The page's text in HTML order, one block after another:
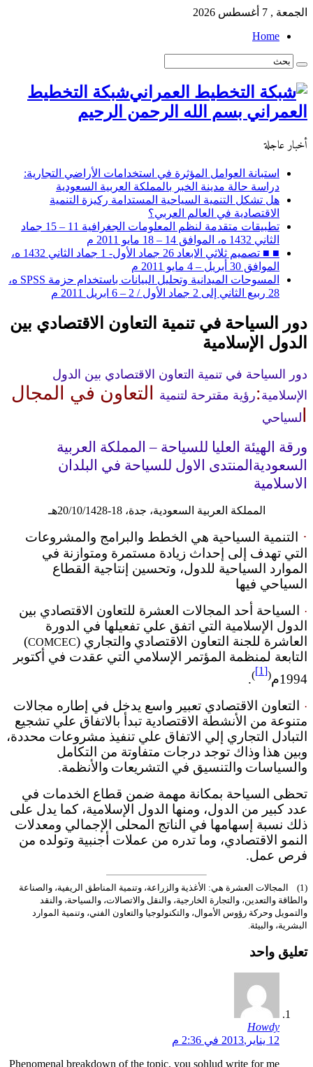
الجمعة , 7 أغسطس 2026
Home
شبكة التخطيط
العمراني بسم الله الرحمن الرحيم
أخبار عاجلة
استبانة العوامل المؤثرة في استخدامات الأراضي التجارية:
دراسة حالة مدينة الخبر بالمملكة العربية السعودية
هل تشكل التنمية السياحية المستدامة ركيزة التنمية
الاقتصادية في العالم العربي؟
تطبيقات متقدمة لنظم المعلومات الجغرافية 11 – 15 جماد
الثاني 1432 ه، الموافق 14 – 18 مايو 2011 م
■ ■ تصميم ثلاثي الابعاد 26 جماد الأول- 1 جماد الثاني 1432 ه،
الموافق 30 أبريل – 4 مايو 2011 م
المسوحات الميدانية وتحليل البيانات باستخدام حزمة SPSS ه،
28 ربيع الثاني إلى 2 جماد الأول / 2 – 6 ابريل 2011 م
دور السياحة في تنمية التعاون الاقتصادي بين
الدول الإسلامية
دور السياحة في تنمية التعاون الاقتصادي بين الدول
الإسلامية:رؤية مقترحة لتنمية
التعاون في المجال
لسياحي
ورقة الهيئة العليا للسياحة – المملكة العربية
السعودية المنتدى الاول للسياحة في البلدان
الاسلامية
المملكة العربية السعودية، جدة، 18-20/10/1428هـ
· التنمية السياحية هي الخطط والبرامج والمشروعات
التي تهدف إلى إحداث زيادة مستمرة ومتوازنة في
الموارد السياحية للدول، وتحسين إنتاجية القطاع
السياحي فيها
· السياحة أحد المجالات العشرة للتعاون الاقتصادي بين
الدول الإسلامية التي اتفق علي تفعيلها في الدورة
العاشرة للجنة التعاون الاقتصادي والتجاري (COMCEC
)
التابعة لمنظمة المؤتمر الإسلامي التي عقدت في أكتوبر
1994م
(
[1]
)
.
·
التعاون الاقتصادي تعبير واسع يدخل في إطاره مجالات
متنوعة من الأنشطة الاقتصادية تبدأ بالاتفاق علي تشجيع
التبادل التجاري إلي الاتفاق علي تنفيذ مشروعات محددة،
وبين هذا وذاك توجد درجات متفاوتة من التكامل
والسياسات والتنسيق في التشريعات والأنظمة.
تحظى السياحة بمكانة مهمة ضمن قطاع الخدمات في
عدد كبير من الدول، ومنها الدول الإسلامية، كما يدل على
ذلك نسبة إسهامها في الناتج المحلى الإجمالي ومعدلات
النمو الاقتصادي، وما تدره من عملات أجنبية وتولده من
فرص عمل.
(1)
المجالات العشرة هي: الأغذية والزراعة، وتنمية المناطق الريفية، والصناعة
والطاقة والتعدين، والتجارة الخارجية، والنقل والاتصالات، والسياحة، والنقد
والتمويل وحركة رؤوس الأموال، والتكنولوجيا والتعاون الفني، وتنمية الموارد
البشرية، والبيئة.
تعليق واحد
Howdy
12 يناير,2013 في 2:36 م
Phenomenal breakdown of the topic, you sohlud write for me